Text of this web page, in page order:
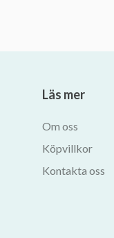
Läs mer
Om oss
Köpvillkor
Kontakta oss